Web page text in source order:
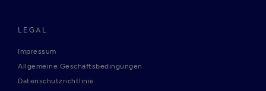
LEGAL
Impressum
Allgemeine Geschäftsbedingungen
Datenschutzrichtlinie